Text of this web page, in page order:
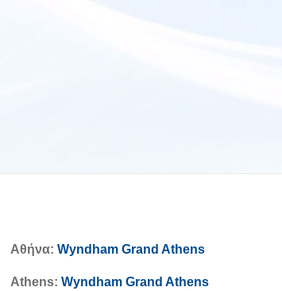
Αθήνα: Wyndham Grand Athens
Athens: Wyndham Grand Athens